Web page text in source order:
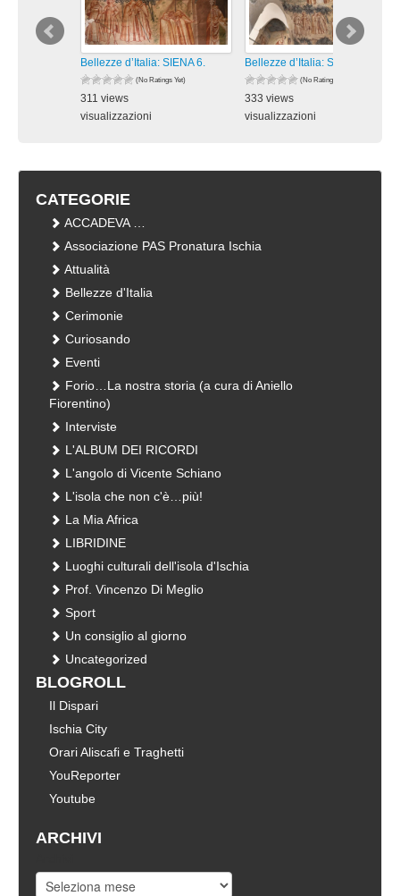
Bellezze d’Italia: SIENA 6.
(No Ratings Yet)
311 views
visualizzazioni
Bellezze d’Italia: SIENA 5.
(No Ratings Yet)
333 views
visualizzazioni
CATEGORIE
ACCADEVA …
Associazione PAS Pronatura Ischia
Attualità
Bellezze d'Italia
Cerimonie
Curiosando
Eventi
Forio…La nostra storia (a cura di Aniello
Fiorentino)
Interviste
L'ALBUM DEI RICORDI
L'angolo di Vicente Schiano
L'isola che non c'è…più!
La Mia Africa
LIBRIDINE
Luoghi culturali dell'isola d'Ischia
Prof. Vincenzo Di Meglio
Sport
Un consiglio al giorno
Uncategorized
BLOGROLL
Il Dispari
Ischia City
Orari Aliscafi e Traghetti
YouReporter
Youtube
ARCHIVI